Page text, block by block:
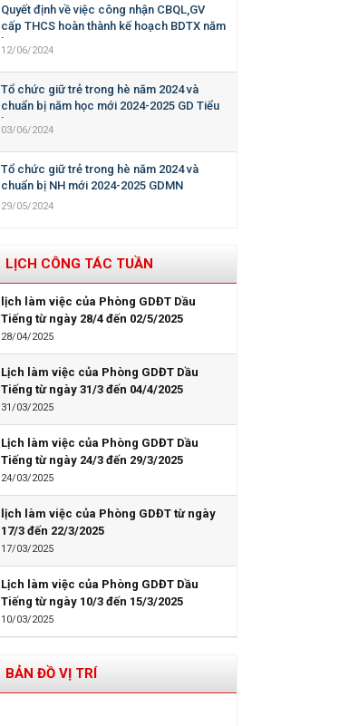
Quyết định về việc công nhận CBQL,GV
cấp THCS hoàn thành kế hoạch BDTX năm
học 2023-2024
12/06/2024
Tổ chức giữ trẻ trong hè năm 2024 và
chuẩn bị năm học mới 2024-2025 GD Tiểu
học
03/06/2024
Tổ chức giữ trẻ trong hè năm 2024 và
chuẩn bị NH mới 2024-2025 GDMN
29/05/2024
LỊCH CÔNG TÁC TUẦN
lịch làm việc của Phòng GDĐT Dầu
Tiếng từ ngày 28/4 đến 02/5/2025
28/04/2025
Lịch làm việc của Phòng GDĐT Dầu
Tiếng từ ngày 31/3 đến 04/4/2025
31/03/2025
Lịch làm việc của Phòng GDĐT Dầu
Tiếng từ ngày 24/3 đến 29/3/2025
24/03/2025
lịch làm việc của Phòng GDĐT từ ngày
17/3 đến 22/3/2025
17/03/2025
Lịch làm việc của Phòng GDĐT Dầu
Tiếng từ ngày 10/3 đến 15/3/2025
10/03/2025
BẢN ĐỒ VỊ TRÍ